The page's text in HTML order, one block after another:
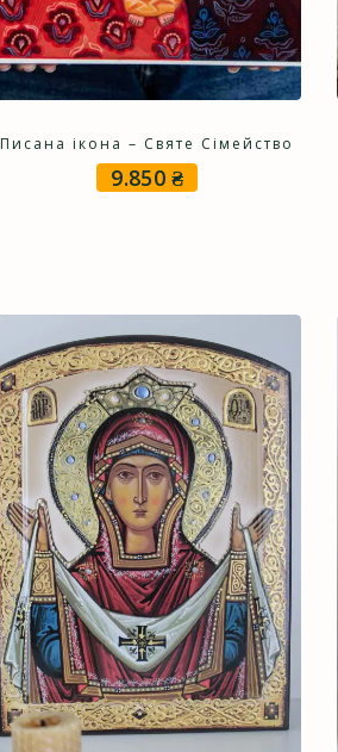
Писана ікона – Святе Сімейство
9.850₴